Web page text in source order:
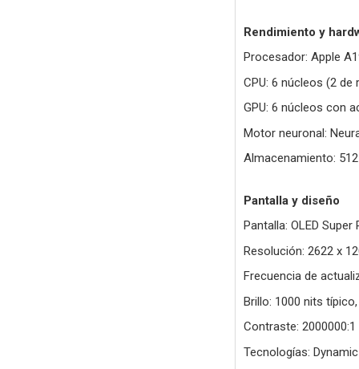
Rendimiento y
Procesador: Apple
CPU: 6 núcleos (2
GPU: 6 núcleos con
Motor neuronal:
Almacenamiento:
Pantalla y diseño
Pantalla: OLED Super
Resolución: 2622 x
Frecuencia de
Brillo: 1000 nits
Contraste: 2000000:1
Tecnologías: